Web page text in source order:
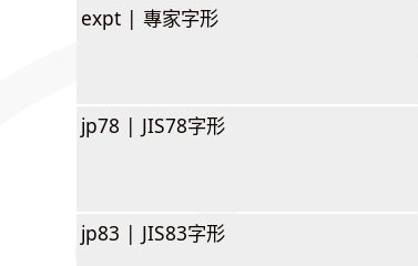
expt | 專家字形
jp78 | JIS78字形
jp83 | JIS83字形